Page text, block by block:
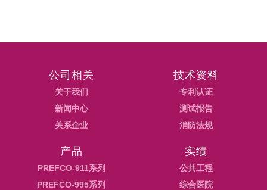
公司相关
关于我们
新闻中心
关系企业
技术资料
专利认证
测试报告
消防法规
产品
PREFCO-911系列
PREFCO-995系列
实绩
公共工程
综合医院